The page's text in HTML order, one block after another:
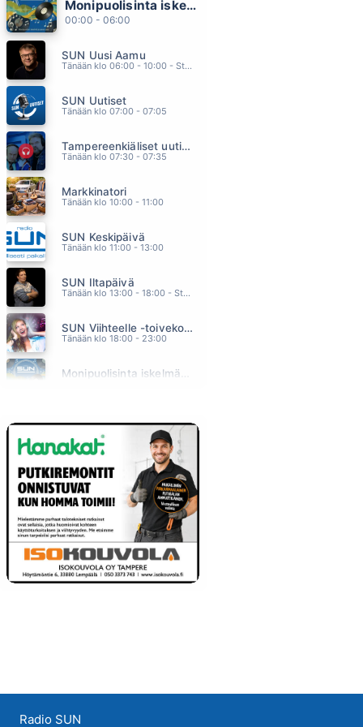
BEST
PARATIISIIN
STILL GOT THE BLUES
KOLHUT JA TRAUMAT
Monipuolisinta iskelmää ja parasta poppia
00:00 - 06:00
SUN Uusi Aamu
Tänään klo 06:00 - 10:00 - Studiossa: Kimmo Hoivassilta
SUN Uutiset
Tänään klo 07:00 - 07:05
Tampereenkiäliset uutiset
Tänään klo 07:30 - 07:35
Markkinatori
Tänään klo 10:00 - 11:00
SUN Keskipäivä
Tänään klo 11:00 - 13:00
SUN Iltapäivä
Tänään klo 13:00 - 18:00 - Studiossa: Kaisu Lämsä
SUN Viihteelle -toivekonsertti
Tänään klo 18:00 - 23:00
Radio SUN